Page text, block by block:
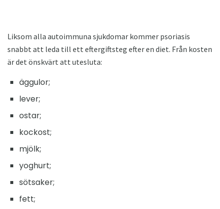
Liksom alla autoimmuna sjukdomar kommer psoriasis
snabbt att leda till ett eftergiftsteg efter en diet. Från kosten
är det önskvärt att utesluta:
äggulor;
lever;
ostar;
kockost;
mjölk;
yoghurt;
sötsaker;
fett;